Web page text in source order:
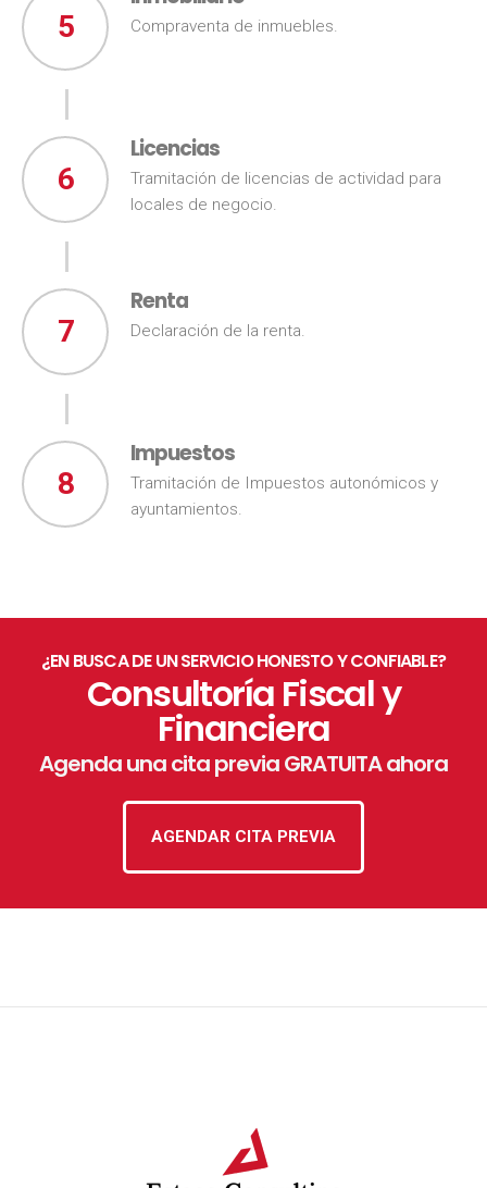
5 Compraventa de inmuebles.
6
Licencias
Tramitación de licencias de actividad para
locales de negocio.
7
Renta
Declaración de la renta.
8
Impuestos
Tramitación de Impuestos autonómicos y
ayuntamientos.
¿EN BUSCA DE UN SERVICIO HONESTO Y CONFIABLE?
Consultoría Fiscal y
Financiera
Agenda una cita previa GRATUITA ahora
AGENDAR CITA PREVIA